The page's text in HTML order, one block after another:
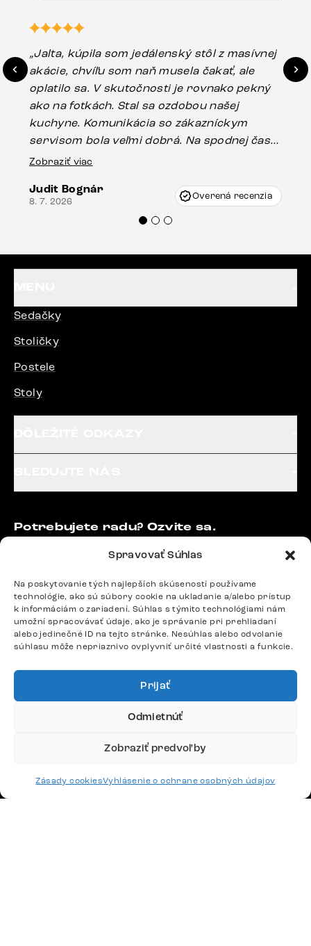
Spravovať Súhlas
Na poskytovanie tých najlepších skúseností používame
technológie, ako sú súbory cookie na ukladanie a/alebo prístup
k informáciám o zariadení. Súhlas s týmito technológiami nám
umožní spracovávať údaje, ako je správanie pri prehliadaní
alebo jedinečné ID na tejto stránke. Nesúhlas alebo odvolanie
súhlasu môže nepriaznivo ovplyvniť určité vlastnosti a funkcie.
Prijať
Odmietnúť
Zobraziť predvoľby
Zásady cookiesVyhlásenie o ochrane osobných údajov
„Jalta, kúpila som jedálenský stôl z masívnej
akácie, chvíľu som naň musela čakať, ale
oplatilo sa. V skutočnosti je rovnako pekný
ako na fotkách. Stal sa ozdobou našej
kuchyne. Komunikácia so zákazníckym
servisom bola veľmi dobrá. Na spodnej časti
stola bolo malé poškodenie, pravdepodobne
Vincze pri riešení mojej záležitosti pristúpili
veľmi korektne. Odporúčam produkty Delife
Zobraziť viac
Judit Bognár
8. 7. 2026 Overená recenzia
Sedačky
Stoličky
Postele
Stoly
Potrebujete radu? Ozvite sa.
Po – Pia: 9:00 – 17:00
Odpovedáme do 24 hodín.
Google recenzie
Platby